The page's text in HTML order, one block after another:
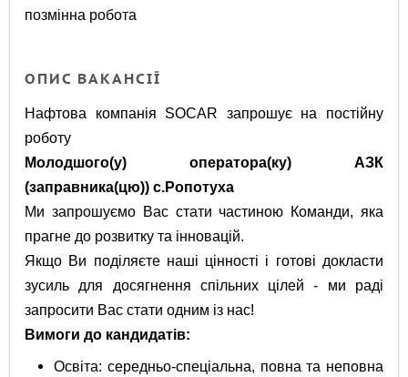
позмінна робота
ОПИС ВАКАНСІЇ
Нафтова компанія SOCAR запрошує на постійну
роботу
Молодшого(у) оператора(ку) АЗК
(заправника(цю)) с.Ропотуха
Ми запрошуємо Вас стати частиною Команди, яка
прагне до розвитку та інновацій.
Якщо Ви поділяєте наші цінності і готові докласти
зусиль для досягнення спільних цілей - ми раді
запросити Вас стати одним із нас!
Вимоги до кандидатів:
Освіта: середньо-спеціальна, повна та неповна